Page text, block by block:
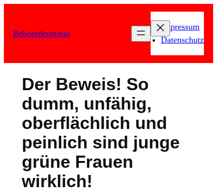
springen
Behoerdenstress
Impressum
Datenschutz
Der Beweis! So
dumm, unfähig,
oberflächlich und
peinlich sind junge
grüne Frauen
wirklich!